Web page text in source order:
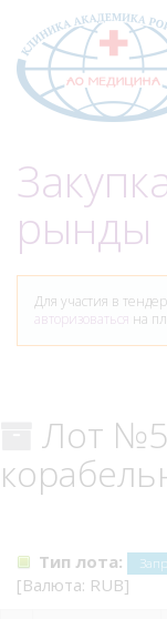
рынды
Для участия в
авторизоваться на
Лот
Тип лота:
[Валюта: RUB]